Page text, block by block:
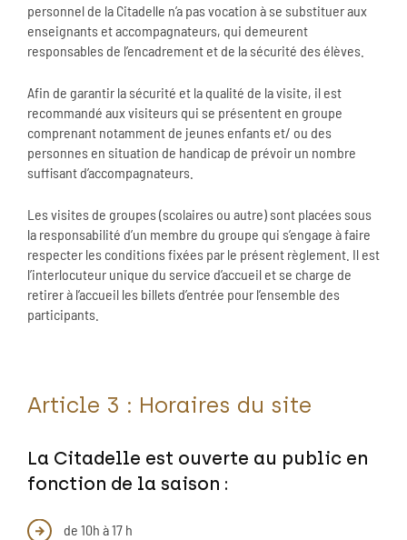
personnel de la Citadelle n’a pas vocation à se substituer aux
enseignants et accompagnateurs, qui demeurent
responsables de l’encadrement et de la sécurité des élèves.
Afin de garantir la sécurité et la qualité de la visite, il est
recommandé aux visiteurs qui se présentent en groupe
comprenant notamment de jeunes enfants et/ ou des
personnes en situation de handicap de prévoir un nombre
suffisant d’accompagnateurs.
Les visites de groupes (scolaires ou autre) sont placées sous
la responsabilité d’un membre du groupe qui s’engage à faire
respecter les conditions fixées par le présent règlement. Il est
l’interlocuteur unique du service d’accueil et se charge de
retirer à l’accueil les billets d’entrée pour l’ensemble des
participants.
Article 3 : Horaires du site
La Citadelle est ouverte au public en
fonction de la saison :
de 10h à 17 h